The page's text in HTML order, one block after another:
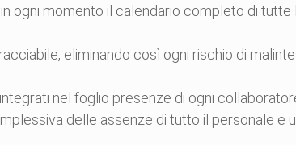
ogni momento il calendario completo di
eliminando così ogni rischio di
nel foglio presenze di ogni
delle assenze di tutto il personale e